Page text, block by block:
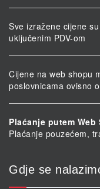
Sve izražene cijene
uključenim PDV-om
Cijene na web shopu
poslovnicama ovisno
Plaćanje putem Web
Plaćanje pouzećem,
Gdje se